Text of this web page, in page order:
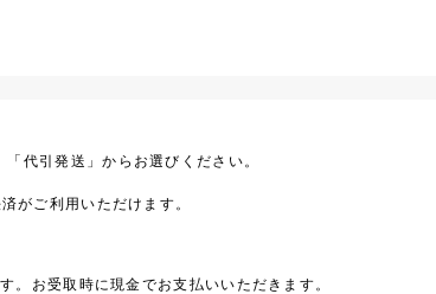
代引発送」からお選びください。
がご利用いただけます。
。お受取時に現金でお支払いいただきます。